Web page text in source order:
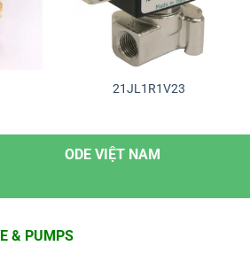
21JL1R1V23
ODE VIỆT NAM
& PUMPS